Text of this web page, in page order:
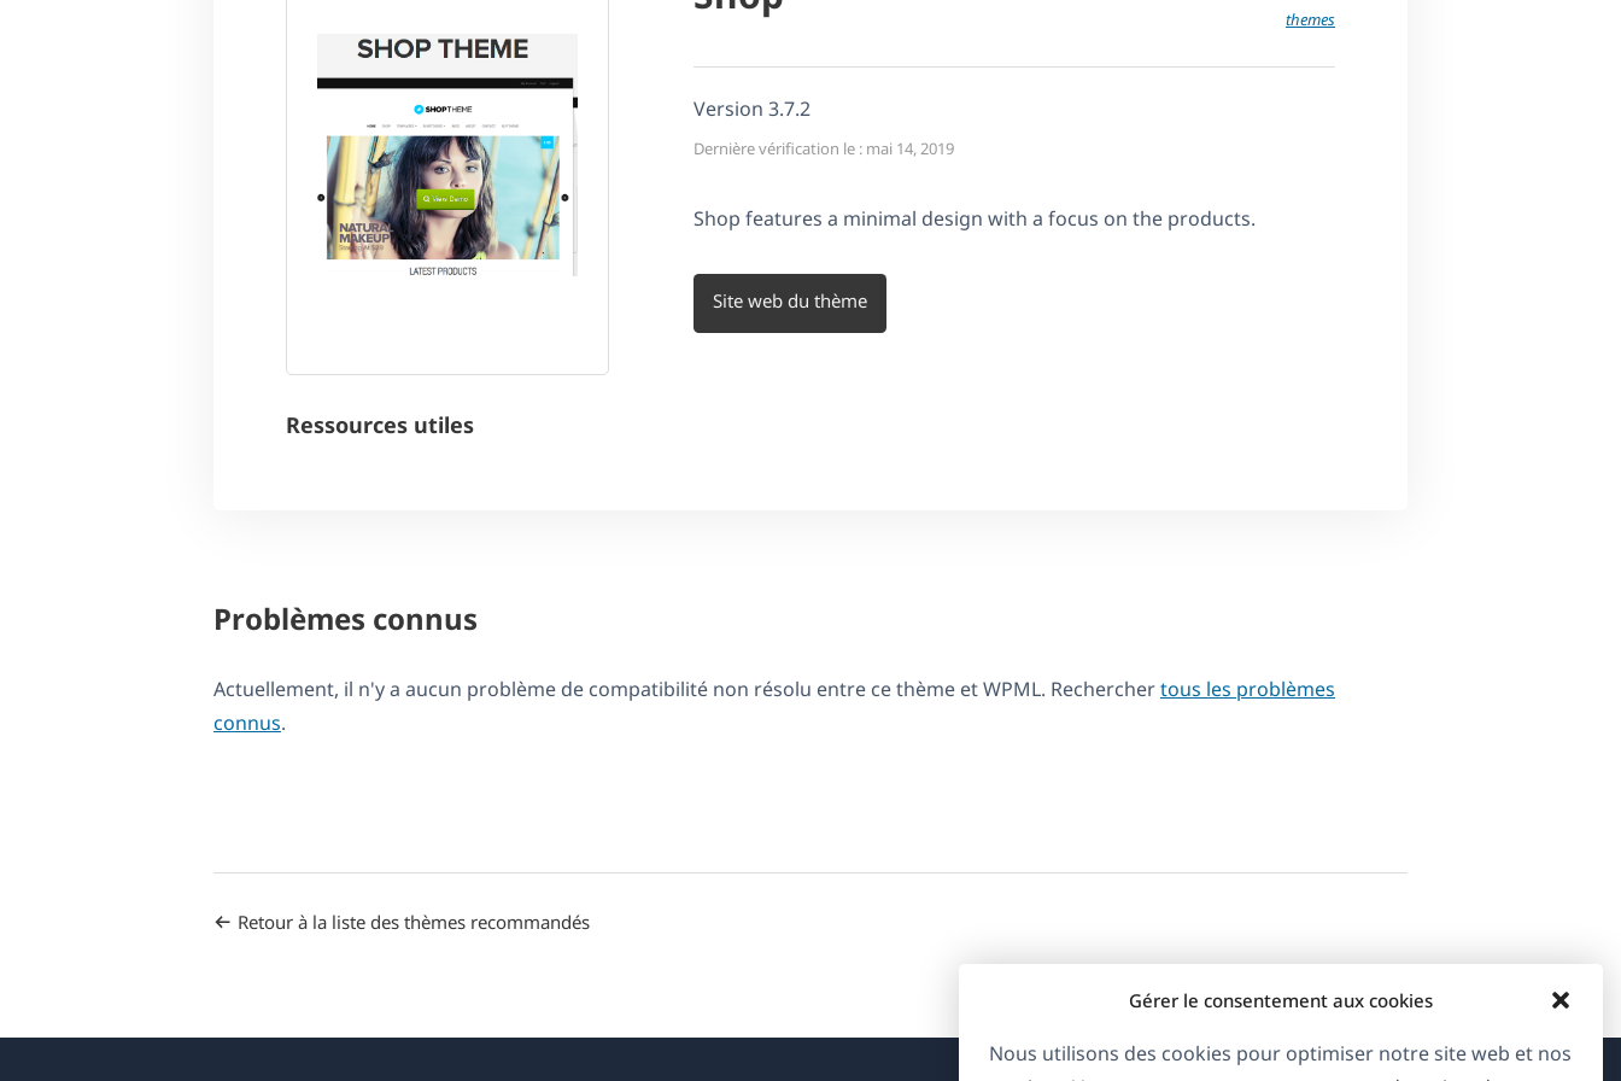
Gérer le consentement aux cookies
Nous utilisons des cookies pour optimiser notre site web et nos
Ressources utiles
themes
Version 3.7.2
Dernière vérification le : mai 14, 2019
Shop features a minimal design with a focus on the products.
Site web du thème
Problèmes connus
Actuellement, il n'y a aucun problème de compatibilité non résolu entre ce thème et WPML. Recherchertous les problèmes
connus.
Retour à la liste des thèmes recommandés